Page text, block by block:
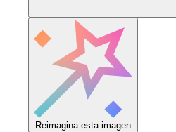
Reimagina esta imagen